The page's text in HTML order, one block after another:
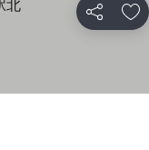
シェア お